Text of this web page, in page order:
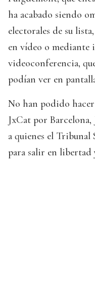
ha acabado siendo
electorales de su
en vídeo o mediante
videoconferencia,
podían ver en
No han podido
JxCat por
a quienes el Tribunal
para salir en libertad